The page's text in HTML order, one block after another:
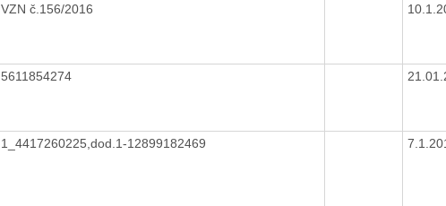
VZN č.156/2016
5611854274
1_4417260225,dod.1-12899182469